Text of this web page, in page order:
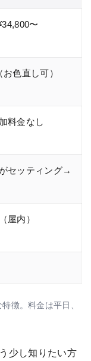
〜
色直し可）
料金なし
セッティング→
屋内）
徴。料金は平日、
少し知りたい方